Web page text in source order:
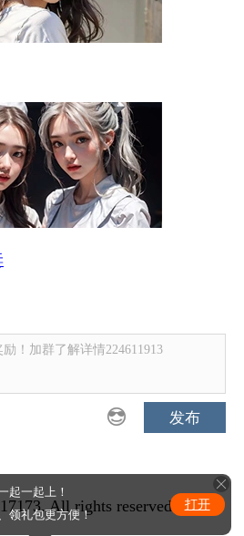
！加群了解详情224611913
发布
All rights reserved.
起一起上！
领礼包更方便！
打开